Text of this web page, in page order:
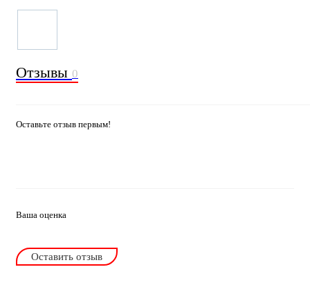
Отзывы 0
Оставьте отзыв первым!
Ваша оценка
Оставить отзыв